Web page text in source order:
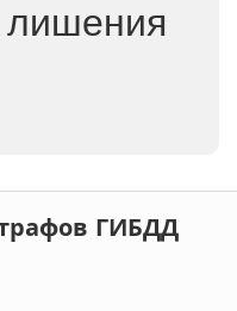
лишения
ГИБДД